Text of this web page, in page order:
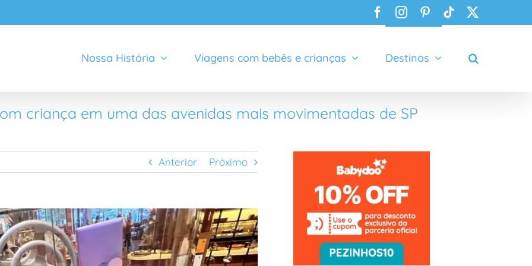
Facebook
InstagramPinterest
Tiktok
Nossa História Viagens com bebês e crianças Destinos
criança em uma das avenidas mais movimentadas de SP
Anterior Próximo